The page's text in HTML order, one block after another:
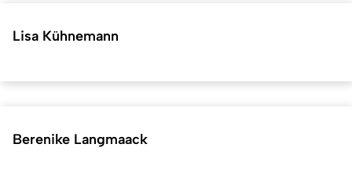
Lisa Kühnemann
Berenike Langmaack